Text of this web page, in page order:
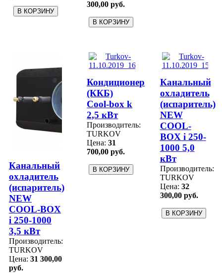
300,00 руб.
Канальный
охладитель
(испаритель)
NEW
COOL-BOX
i 250-1000
3,5 кВт
Производитель:
TURKOV
Цена: 31 300,00
руб.
Кондиционер
(ККБ)
Cool-box k
2,5 кВт
Производитель:
TURKOV
Цена:31
700,00 руб.
Канальный
охладитель
(испаритель)
NEW
COOL-
BOX i 250-
1000 5,0
кВт
Производитель:
TURKOV
Цена: 32
300,00 руб.